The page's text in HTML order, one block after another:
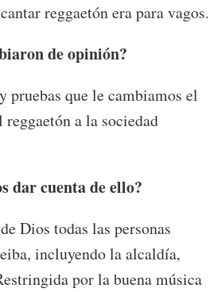
reggaetón era para vagos.
de opinión?
pruebas que le cambiamos el
a la sociedad
dar cuenta de ello?
Dios todas las personas
incluyendo la alcaldía,
por la buena música